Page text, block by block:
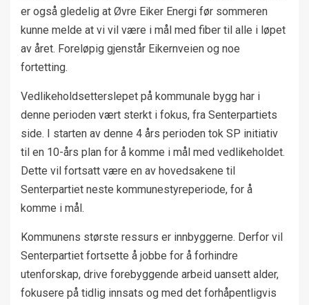
er også gledelig at Øvre Eiker Energi før sommeren
kunne melde at vi vil være i mål med fiber til alle i løpet
av året. Foreløpig gjenstår Eikernveien og noe
fortetting.
Vedlikeholdsetterslepet på kommunale bygg har i
denne perioden vært sterkt i fokus, fra Senterpartiets
side. I starten av denne 4 års perioden tok SP initiativ
til en 10-års plan for å komme i mål med vedlikeholdet.
Dette vil fortsatt være en av hovedsakene til
Senterpartiet neste kommunestyreperiode, for å
komme i mål.
Kommunens største ressurs er innbyggerne. Derfor vil
Senterpartiet fortsette å jobbe for å forhindre
utenforskap, drive forebyggende arbeid uansett alder,
fokusere på tidlig innsats og med det forhåpentligvis